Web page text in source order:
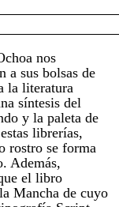
nos
a sus bolsas de
la literatura
síntesis del
y la paleta de
librerías,
rostro se forma
Además,
el libro
Mancha de cuyo